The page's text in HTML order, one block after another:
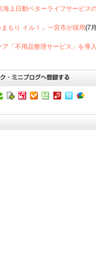
上日動ベターライフサービス
もり イル！」一宮市が採用(7月
「不用品整理サービス」を導入